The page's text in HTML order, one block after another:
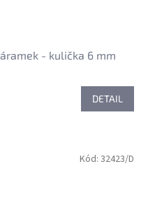
- kulička 6 mm
DETAIL
Kód: 32423/D